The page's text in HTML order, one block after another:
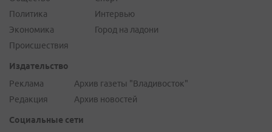
Политика
Экономика
Происшествия
Интервью
Город на ладони
Издательство
Реклама
Редакция
Архив газеты "Владивосток"
Архив новостей
Социальные сети